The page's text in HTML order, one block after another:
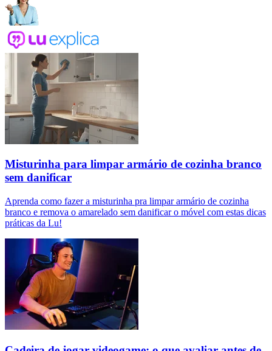
Misturinha para limpar armário de cozinha branco
sem danificar
Aprenda como fazer a misturinha pra limpar armário de cozinha
branco e remova o amarelado sem danificar o móvel com estas dicas
práticas da Lu!